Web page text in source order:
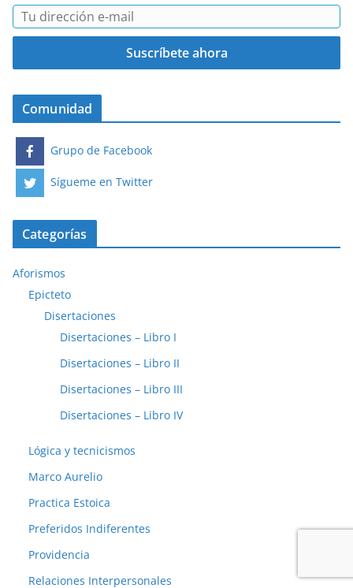
Comunidad
Grupo de Facebook
Sígueme en Twitter
Categorías
Aforismos
Epicteto
Disertaciones
Disertaciones – Libro I
Disertaciones – Libro II
Disertaciones – Libro III
Disertaciones – Libro IV
Lógica y tecnicismos
Marco Aurelio
Practica Estoica
Preferidos Indiferentes
Providencia
Relaciones Interpersonales